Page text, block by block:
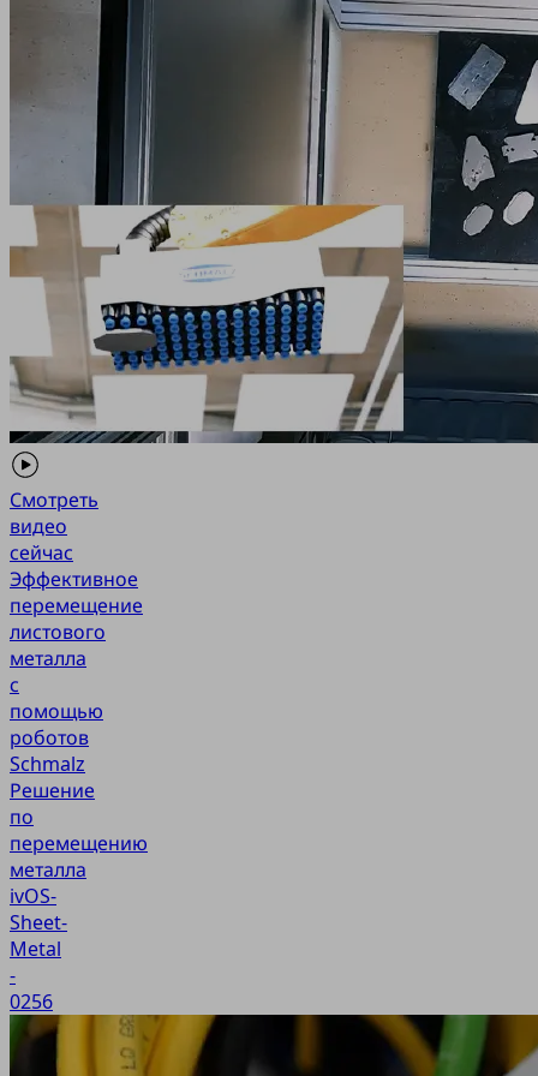
Смотреть
видео
сейчас
Эффективное
перемещение
листового
металла
с
помощью
роботов
Schmalz
Решение
по
перемещению
металла
ivOS-
Sheet-
Metal
-
0256